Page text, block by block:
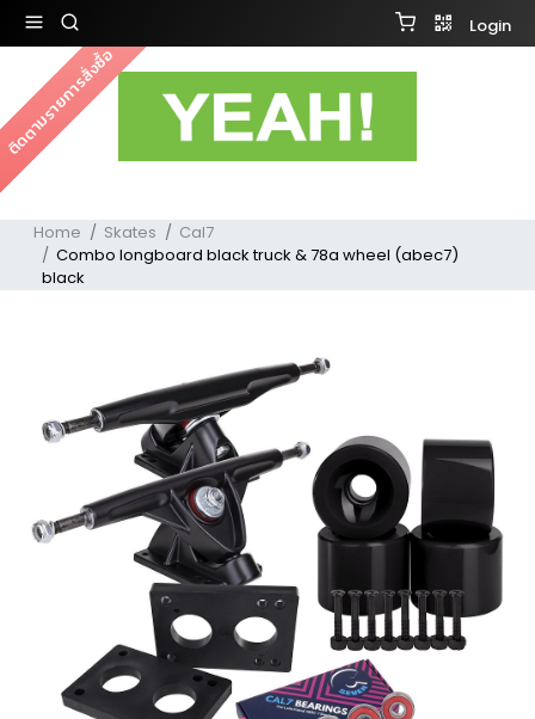
Login
ติดตามรายการสั่งซื้อ
Home Skates
Cal7
Combo longboard black truck & 78a wheel (abec7)
black